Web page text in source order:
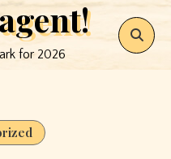
for 2026